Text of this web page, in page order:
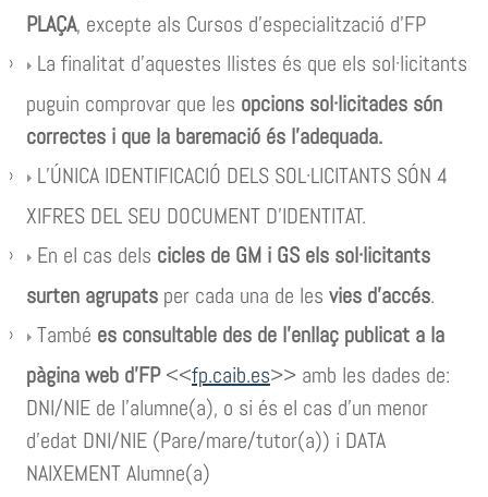
PLAÇA, excepte als Cursos d’especialització d’FP
La finalitat d’aquestes llistes és que els sol·licitants
puguin comprovar que les opcions sol·licitades són
correctes i que la baremació és l’adequada.
L’ÚNICA IDENTIFICACIÓ DELS SOL·LICITANTS SÓN 4
XIFRES DEL SEU DOCUMENT D’IDENTITAT.
En el cas dels cicles de GM i GS els sol·licitants
surten agrupatsper cada una de les vies d’accés.
També es consultable des de l’enllaç publicat a la
pàgina web d’FP<<fp.caib.es>> amb les dades de:
DNI/NIE de l’alumne(a), o si és el cas d’un menor
d’edat DNI/NIE (Pare/mare/tutor(a)) i DATA
NAIXEMENT Alumne(a)